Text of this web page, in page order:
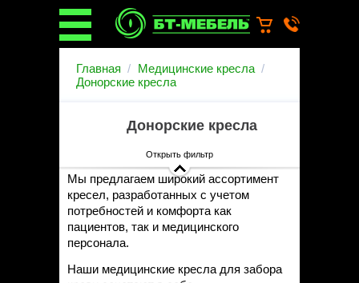
О бренде
Услуги
Монтаж операционных
светильников
Ремонт медицинской мебели
Запасные части
Гарантийное обслуживание
медицинской мебели
Установка медицинской мебели
Главная
Медицинские кресла
Донорские кресла
Донорские кресла
Открыть фильтр
Мы предлагаем широкий ассортимент
кресел, разработанных с учетом
потребностей и комфорта как
пациентов, так и медицинского
персонала.
Наши медицинские кресла для забора